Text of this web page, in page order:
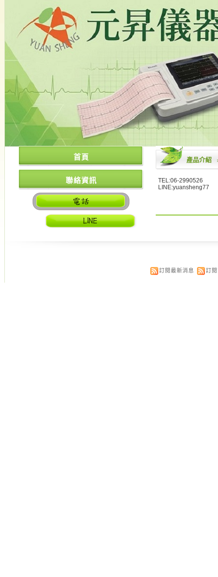
產品介紹
TEL:06-2990526
LINE:yuansheng77
首頁
聯絡資訊
訂閱最新消息 訂